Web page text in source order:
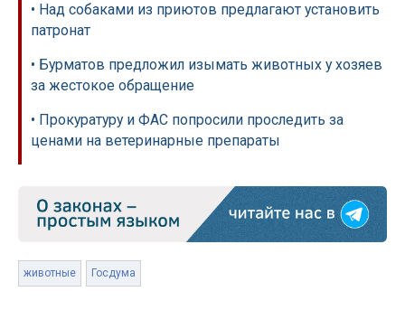
• Над собаками из приютов предлагают установить
патронат
• Бурматов предложил изымать животных у хозяев
за жестокое обращение
• Прокуратуру и ФАС попросили проследить за
ценами на ветеринарные препараты
животные Госдума